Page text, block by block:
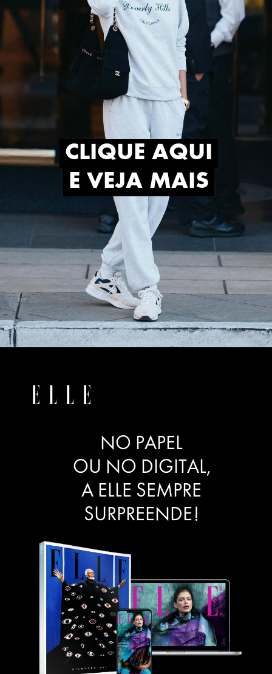
CLIQUE AQUI
E VEJA MAIS
CLIQUE AQUI
E VEJA MAIS
NO PAPEL
OU NO DIGITAL,
A ELLE SEMPRE
SURPREENDE!